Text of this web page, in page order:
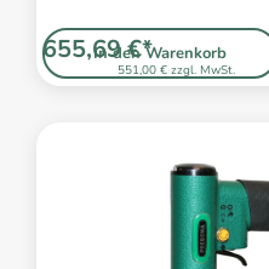
In den Warenkorb
551,00 € zzgl. MwSt.
655,69 €*